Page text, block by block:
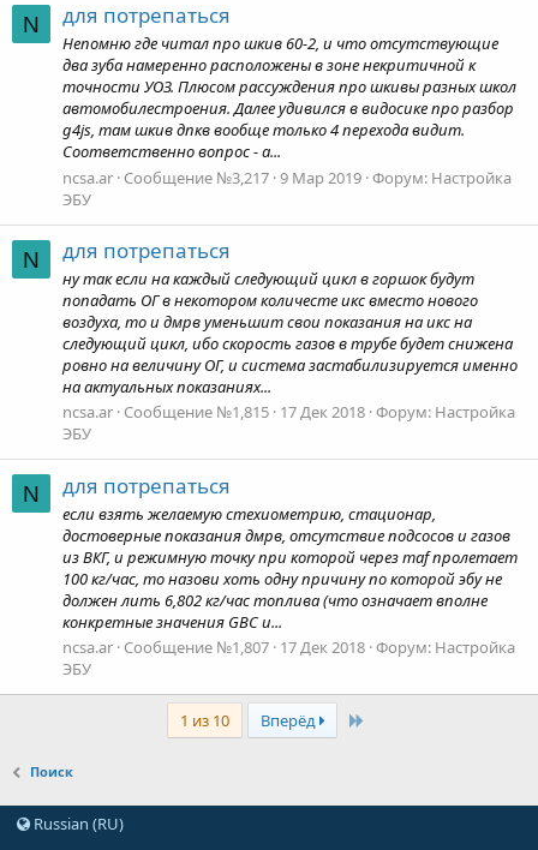
N для потрепаться
Непомню где читал про шкив 60-2, и что отсутствующие
два зуба намеренно расположены в зоне некритичной к
точности УОЗ. Плюсом рассуждения про шкивы разных школ
автомобилестроения. Далее удивился в видосике про разбор
g4js, там шкив дпкв вообще только 4 перехода видит.
Соответственно вопрос - а...
ncsa.ar Сообщение №3,217 9 Мар 2019 Форум: Настройка
ЭБУ
N для потрепаться
ну так если на каждый следующий цикл в горшок будут
попадать ОГ в некотором количесте икс вместо нового
воздуха, то и дмрв уменьшит свои показания на икс на
следующий цикл, ибо скорость газов в трубе будет снижена
ровно на величину ОГ, и система застабилизируется именно
на актуальных показаниях...
ncsa.ar Сообщение №1,815 17 Дек 2018 Форум: Настройка
ЭБУ
N для потрепаться
если взять желаемую стехиометрию, стационар,
достоверные показания дмрв, отсутствие подсосов и газов
из ВКГ, и режимную точку при которой через maf пролетает
100 кг/час, то назови хоть одну причину по которой эбу не
должен лить 6,802 кг/час топлива (что означает вполне
конкретные значения GBC и...
ncsa.ar Сообщение №1,807 17 Дек 2018 Форум: Настройка
ЭБУ
1 из 10 Вперёд
Поиск
Russian (RU)